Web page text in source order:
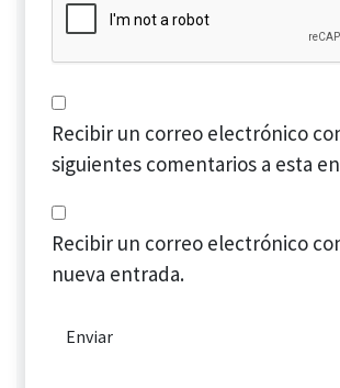
Recibir un correo electrónico
siguientes comentarios a esta
Recibir un correo electrónico
nueva entrada.